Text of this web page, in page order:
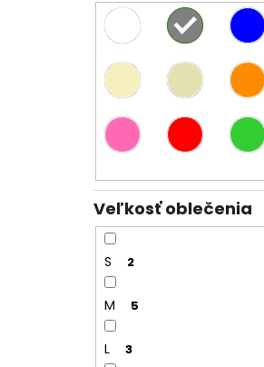
Veľkosť oblečenia
S 2
M 5
L 3